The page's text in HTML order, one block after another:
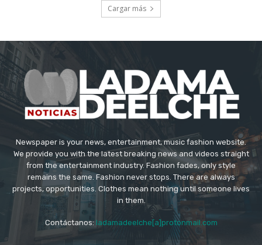
Cargar más
Newspaper is your news, entertainment, music fashion website.
We provide you with the latest breaking news and videos straight
from the entertainment industry. Fashion fades, only style
remains the same. Fashion never stops. There are always
projects, opportunities. Clothes mean nothing until someone lives
in them.
Contáctanos: ladamadeelche[a]protonmail.com